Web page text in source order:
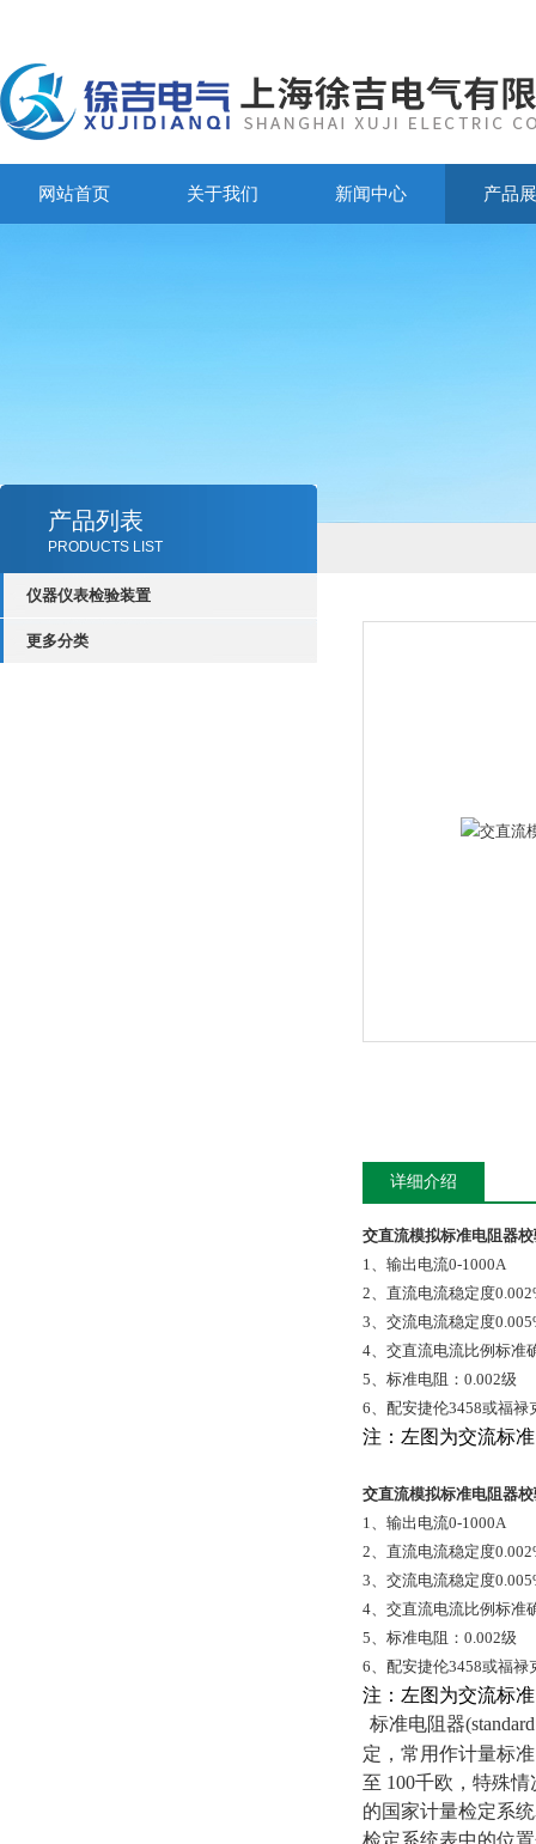
网站首页 关于我们 新闻中心 产品
产品列表
PRODUCTS LIST
仪器仪表检验装置
更多分类
详细介绍
交直流模拟标准电阻器
1、输出电流0-1000A
2、直流电流稳定度
3、交流电流稳定度
4、交直流电流比例标准
5、标准电阻：0.002级
6、配安捷伦3458或福禄
注：左图为交流标
交直流模拟标准电阻器
1、输出电流0-1000A
2、直流电流稳定度
3、交流电流稳定度
4、交直流电流比例标准
5、标准电阻：0.002级
6、配安捷伦3458或福禄
注：左图为交流标
标准电阻器
定，常用作计量标
至 100千欧，特殊
的国家计量检定系
检定系统表中的位